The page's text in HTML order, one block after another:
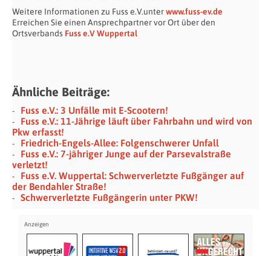
Weitere Informationen zu Fuss e.V.unterwww.fuss-ev.de
Erreichen Sie einen Ansprechpartner vor Ort über den
Ortsverbands Fuss e.V Wuppertal
Ähnliche Beiträge:
Fuss e.V.: 3 Unfälle mit E-Scootern!
Fuss e.V.: 11-Jährige läuft über Fahrbahn und wird von
Pkw erfasst!
Friedrich-Engels-Allee: Folgenschwerer Unfall
Fuss e.V.: 7-jähriger Junge auf der Parsevalstraße
verletzt!
Fuss e.V. Wuppertal: Schwerverletzte Fußgänger auf
der Bendahler Straße!
Schwerverletzte Fußgängerin unter PKW!